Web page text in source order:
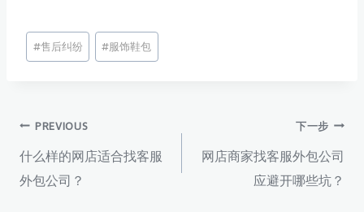
文
章
#售后纠纷 #服饰鞋包
文
章
PREVIOUS
什么样的网店适合找客服
外包公司？
下一步
网店商家找客服外包公司
应避开哪些坑？